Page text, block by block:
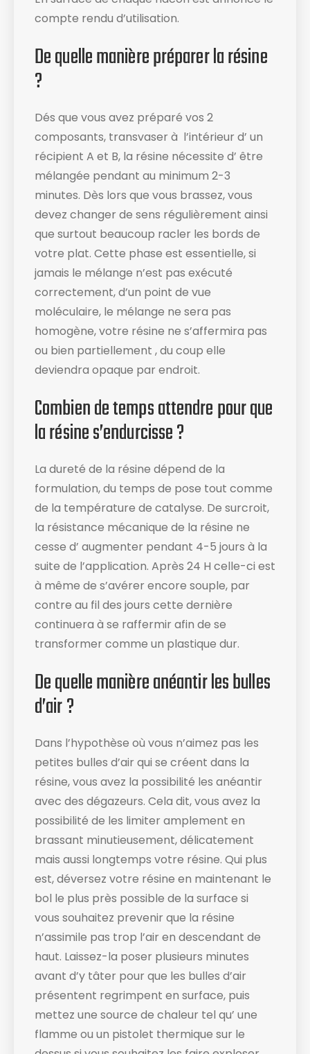
compte rendu d’utilisation​.
De quelle manière préparer la résine
?
Dés que vous avez préparé vos 2
composants, transvaser à l’intérieur d’ un
récipient A et B, la résine nécessite d’ être
mélangée pendant au minimum 2-3
minutes. Dès lors que vous brassez, vous
devez changer de sens régulièrement ainsi
que surtout beaucoup racler les bords de
votre plat​. Cette phase est essentielle, si
jamais le mélange n’est pas exécuté
correctement, d’un point de vue
moléculaire, le mélange ne sera pas
homogène, votre résine ne s’affermira pas
ou bien partiellement , du coup elle
deviendra opaque par endroit.
Combien de temps attendre pour que
la résine s’endurcisse ?
La dureté de la résine dépend de la
formulation, du temps de pose tout comme
de la température de catalyse. De surcroit,
la résistance mécanique de la résine ne
cesse d’ augmenter pendant 4-5 jours à la
suite de l’application. Après 24 H celle-ci est
à même de s’avérer encore souple, par
contre au fil des jours cette dernière
continuera à se raffermir afin de se
transformer comme un plastique dur.
De quelle manière anéantir les bulles
d’air ?
Dans l’hypothèse où vous n’aimez pas les
petites bulles d’air qui se créent dans la
résine, vous avez la possibilité les anéantir
avec des dégazeurs. Cela dit, vous avez la
possibilité de les limiter amplement en
brassant minutieusement, délicatement
mais aussi longtemps votre résine. Qui plus
est, déversez votre résine en maintenant le
bol le plus près possible de la surface si
vous souhaitez prevenir que la résine
n’assimile pas trop l’air en descendant de
haut. Laissez-la poser plusieurs minutes
avant d’y tâter pour que les bulles d’air
présentent regrimpent en surface, puis
mettez une source de chaleur tel qu’ une
flamme ou un pistolet thermique sur le